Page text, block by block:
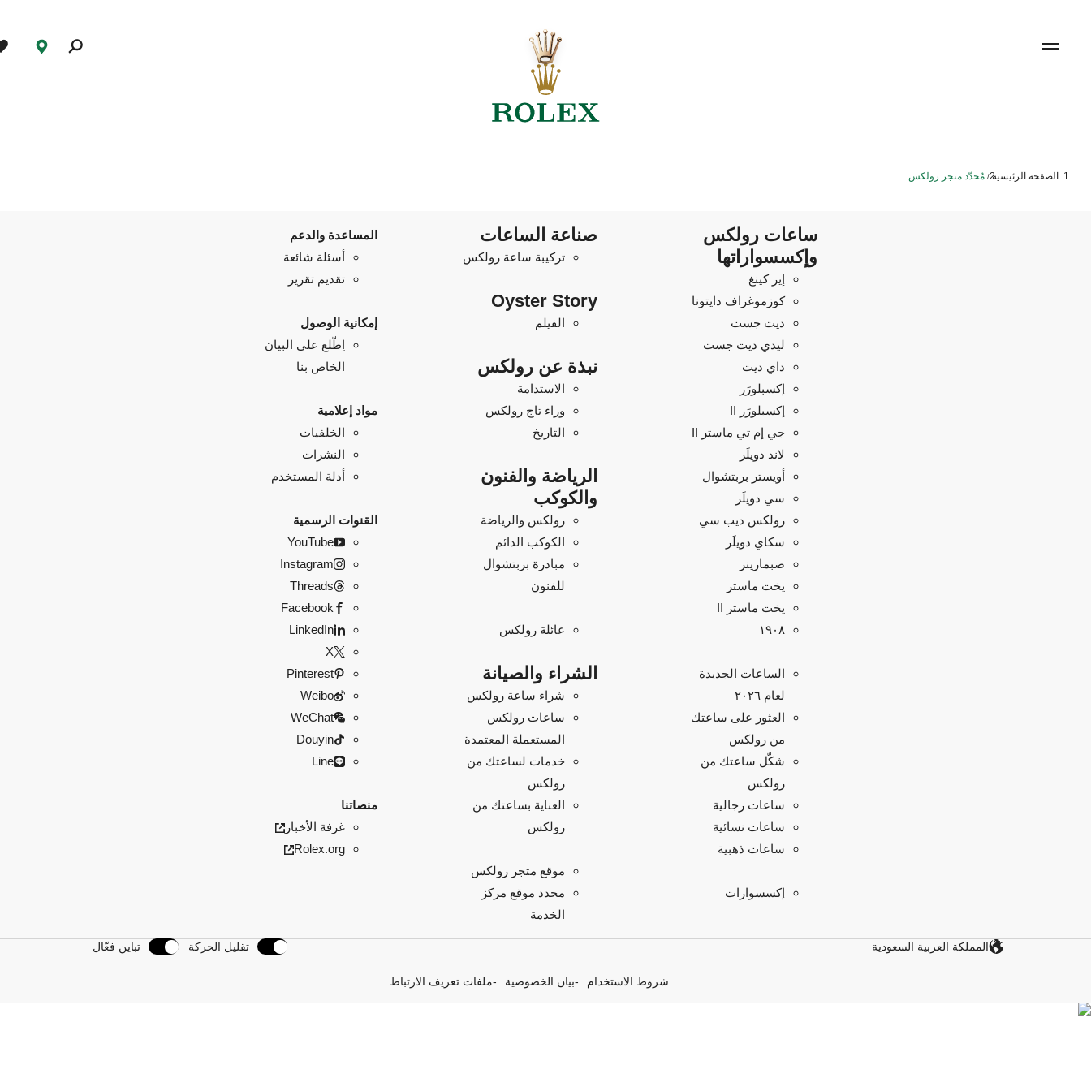
الصفحة الرئيسية/ مُحدّد متجر رولكس
ساعات رولكس
وإكسسواراتها
إير كينغ
كوزموغراف دايتونا
ديت جست
ليدي ديت جست
داي ديت
إكسبلورَر
إكسبلورَر II
جي إم تي ماستر II
لاند دويلَر
أويستر بربتشوال
سي دويلَر
رولكس ديب سي
سكاي دويلَر
صبمارينر
يخت ماستر
يخت ماستر II
۱۹۰۸
الساعات الجديدة
لعام ٢٠٢٦
العثور على ساعتك
من رولكس
شكّل ساعتك من
رولكس
ساعات رجالية
ساعات نسائية
ساعات ذهبية
إكسسوارات
صناعة الساعات
تركيبة ساعة رولكس
Oyster Story
الفيلم
نبذة عن رولكس
الاستدامة
وراء تاج رولكس
التاريخ
الرياضة والفنون
والكوكب
رولكس والرياضة
الكوكب الدائم
مبادرة بربتشوال
للفنون
عائلة رولكس
الشراء والصيانة
شراء ساعة رولكس
ساعات رولكس
المستعملة المعتمدة
خدمات لساعتك من
رولكس
العناية بساعتك من
رولكس
موقع متجر رولكس
محدد موقع مركز
الخدمة
المساعدة والدعم
أسئلة شائعة
تقديم تقرير
إمكانية الوصول
اِطّلع على البيان
الخاص بنا
مواد إعلامية
الخلفيات
النشرات
أدلة المستخدم
القنوات الرسمية
YouTube
Instagram
Threads
Facebook
LinkedIn
X
Pinterest
Weibo
WeChat
Douyin
Line
منصاتنا
غرفة الأخبار
Rolex.org
المملكة العربية السعودية‎ تقليل الحركة تباين فعّال
شروط الاستخدام بيان الخصوصية ملفات تعريف الارتباط